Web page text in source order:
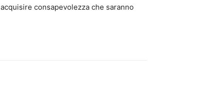
consapevolezza che saranno